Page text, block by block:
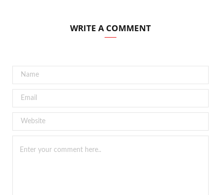
WRITE A COMMENT